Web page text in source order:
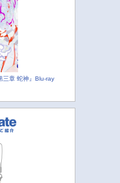
三章 蛇神』Blu-ray